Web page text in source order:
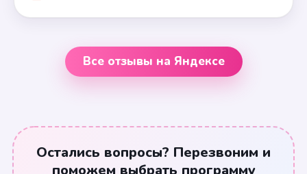
Все отзывы на Яндексе
Остались вопросы? Перезвоним и
поможем выбрать программу